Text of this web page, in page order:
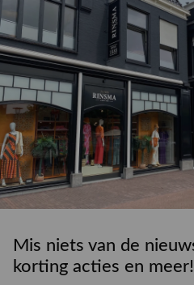
Mis niets van de
korting acties en meer!